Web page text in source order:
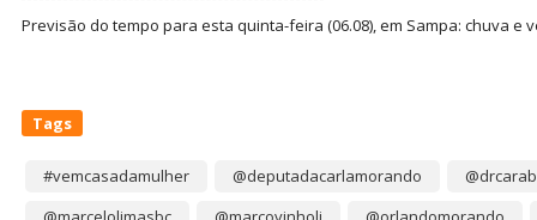
Previsão do tempo para esta quinta-feira (06.08), em Sampa: chuva e
Tags
#vemcasadamulher @deputadacarlamorando